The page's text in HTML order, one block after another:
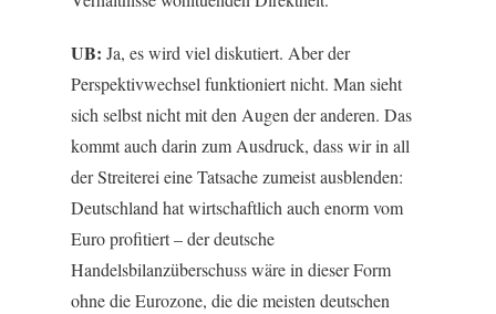
UB: Ja, es wird viel diskutiert. Aber der
Perspektivwechsel funktioniert nicht. Man sieht
sich selbst nicht mit den Augen der anderen. Das
kommt auch darin zum Ausdruck, dass wir in all
der Streiterei eine Tatsache zumeist ausblenden:
Deutschland hat wirtschaftlich auch enorm vom
Euro profitiert – der deutsche
Handelsbilanzüberschuss wäre in dieser Form
ohne die Eurozone, die die meisten deutschen